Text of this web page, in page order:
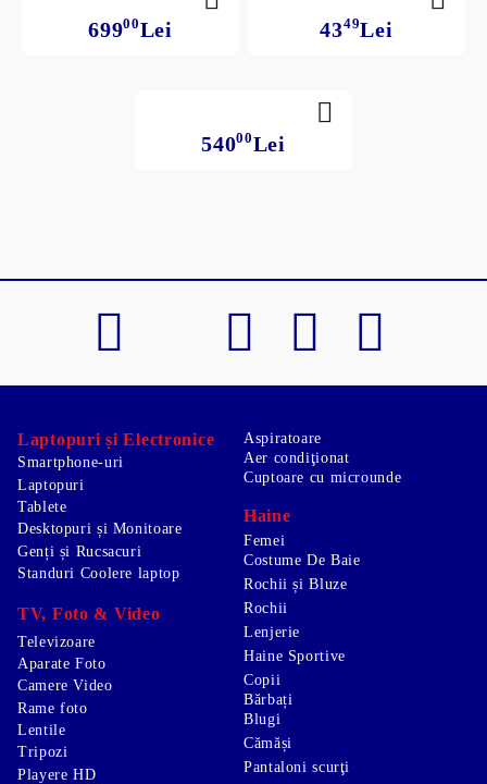
69900Lei 4349Lei
54000Lei
Laptopuri și Electronice
Smartphone-uri
Laptopuri
Tablete
Desktopuri și Monitoare
Genți și Rucsacuri
Standuri Coolere laptop
TV, Foto & Video
Televizoare
Aparate Foto
Camere Video
Rame foto
Lentile
Tripozi
Playere HD
Aspiratoare
Aer condiţionat
Cuptoare cu microunde
Haine
Femei
Costume De Baie
Rochii și Bluze
Rochii
Lenjerie
Haine Sportive
Copii
Bărbați
Blugi
Cămăși
Pantaloni scurţi